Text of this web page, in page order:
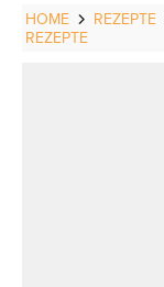
HOME REZEPTE
REZEPTE